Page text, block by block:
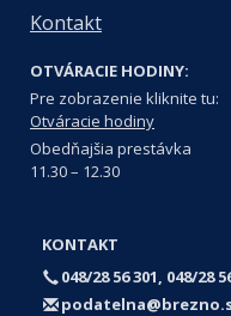
Kontakt
OTVÁRACIE HODINY:
Pre zobrazenie kliknite tu:
Otváracie hodiny
Obedňajšia prestávka
11.30 – 12.30
KONTAKT
048/28 56 301, 048/28